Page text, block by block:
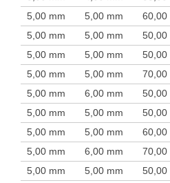
5,00 mm
5,00 mm 60,00
5,00 mm
5,00 mm 50,00
5,00 mm
5,00 mm 50,00
5,00 mm
5,00 mm 70,00
5,00 mm
6,00 mm 50,00
5,00 mm
5,00 mm 50,00
5,00 mm
5,00 mm 60,00
5,00 mm
6,00 mm 70,00
5,00 mm
5,00 mm 50,00